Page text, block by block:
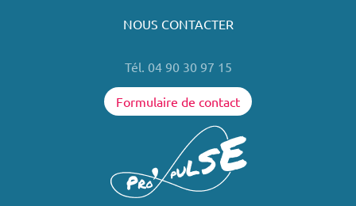
NOUS CONTACTER
Tél. 04 90 30 97 15
Formulaire de contact